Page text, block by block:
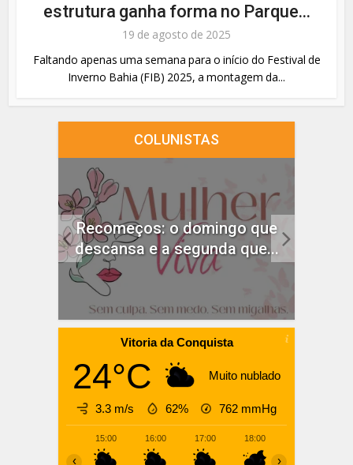
estrutura ganha forma no Parque...
19 de agosto de 2025
Faltando apenas uma semana para o início do Festival de
Inverno Bahia (FIB) 2025, a montagem da...
COLUNISTAS
Recomeços: o domingo que
descansa e a segunda que...
Vitoria da Conquista
24°C Muito nublado
3.3 m/s 62% 762 mmHg
15:00 16:00 17:00 18:00
‹ ›